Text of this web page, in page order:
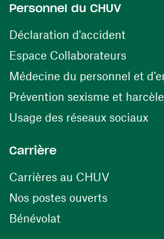
Personnel du CHUV
Déclaration d'accident
Espace Collaborateurs(ouvre
Médecine du personnel et
Prévention sexisme et
Usage des réseaux sociaux
Carrière
Carrières au CHUV(ouvre
Nos postes ouverts(ouvre une
Bénévolat